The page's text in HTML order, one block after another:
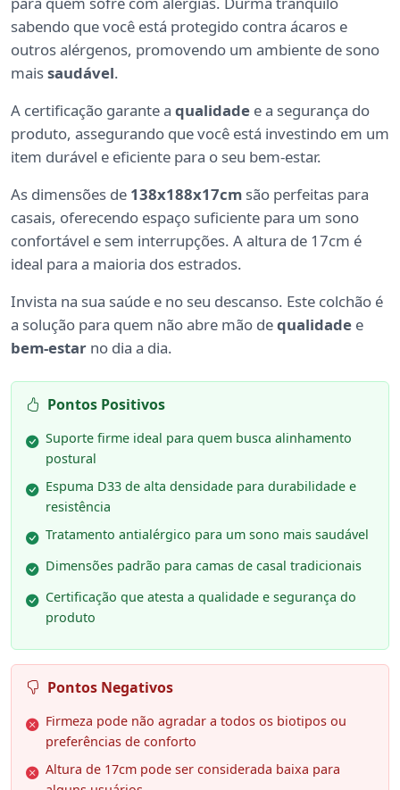
sabendo que você está protegido contra ácaros e
outros alérgenos, promovendo um ambiente de sono
maissaudável.
A certificação garante a qualidade e a segurança do
produto, assegurando que você está investindo em um
item durável e eficiente para o seu bem-estar.
As dimensões de 138x188x17cm são perfeitas para
casais, oferecendo espaço suficiente para um sono
confortável e sem interrupções. A altura de 17cm é
ideal para a maioria dos estrados.
Invista na sua saúde e no seu descanso. Este colchão é
a solução para quem não abre mão dequalidade e
bem-estar no dia a dia.
Pontos Positivos
Suporte firme ideal para quem busca alinhamento
postural
Espuma D33 de alta densidade para durabilidade e
resistência
Tratamento antialérgico para um sono mais saudável
Dimensões padrão para camas de casal tradicionais
Certificação que atesta a qualidade e segurança do
produto
Pontos Negativos
Firmeza pode não agradar a todos os biotipos ou
preferências de conforto
Altura de 17cm pode ser considerada baixa para